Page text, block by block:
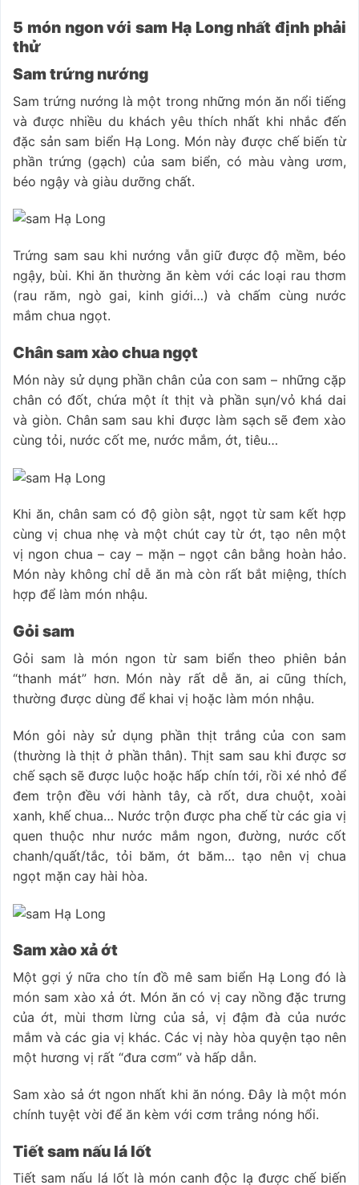
5 món ngon với sam Hạ Long nhất định phải
thử
Sam trứng nướng
Sam trứng nướng là một trong những món ăn nổi tiếng
và được nhiều du khách yêu thích nhất khi nhắc đến
đặc sản sam biển Hạ Long. Món này được chế biến từ
phần trứng (gạch) của sam biển, có màu vàng ươm,
béo ngậy và giàu dưỡng chất.
Trứng sam sau khi nướng vẫn giữ được độ mềm, béo
ngậy, bùi. Khi ăn thường ăn kèm với các loại rau thơm
(rau răm, ngò gai, kinh giới…) và chấm cùng nước
mắm chua ngọt.
Chân sam xào chua ngọt
Món này sử dụng phần chân của con sam – những cặp
chân có đốt, chứa một ít thịt và phần sụn/vỏ khá dai
và giòn. Chân sam sau khi được làm sạch sẽ đem xào
cùng tỏi, nước cốt me, nước mắm, ớt, tiêu…
Khi ăn, chân sam có độ giòn sật, ngọt từ sam kết hợp
cùng vị chua nhẹ và một chút cay từ ớt, tạo nên một
vị ngon chua – cay – mặn – ngọt cân bằng hoàn hảo.
Món này không chỉ dễ ăn mà còn rất bắt miệng, thích
hợp để làm món nhậu.
Gỏi sam
Gỏi sam là món ngon từ sam biển theo phiên bản
“thanh mát” hơn. Món này rất dễ ăn, ai cũng thích,
thường được dùng để khai vị hoặc làm món nhậu.
Món gỏi này sử dụng phần thịt trắng của con sam
(thường là thịt ở phần thân). Thịt sam sau khi được sơ
chế sạch sẽ được luộc hoặc hấp chín tới, rồi xé nhỏ để
đem trộn đều với hành tây, cà rốt, dưa chuột, xoài
xanh, khế chua… Nước trộn được pha chế từ các gia vị
quen thuộc như nước mắm ngon, đường, nước cốt
chanh/quất/tắc, tỏi băm, ớt băm… tạo nên vị chua
ngọt mặn cay hài hòa.
Sam xào xả ớt
Một gợi ý nữa cho tín đồ mê sam biển Hạ Long đó là
món sam xào xả ớt. Món ăn có vị cay nồng đặc trưng
của ớt, mùi thơm lừng của sả, vị đậm đà của nước
mắm và các gia vị khác. Các vị này hòa quyện tạo nên
một hương vị rất “đưa cơm” và hấp dẫn.
Sam xào sả ớt ngon nhất khi ăn nóng. Đây là một món
chính tuyệt vời để ăn kèm với cơm trắng nóng hổi.
Tiết sam nấu lá lốt
Tiết sam nấu lá lốt là món canh độc lạ được chế biến